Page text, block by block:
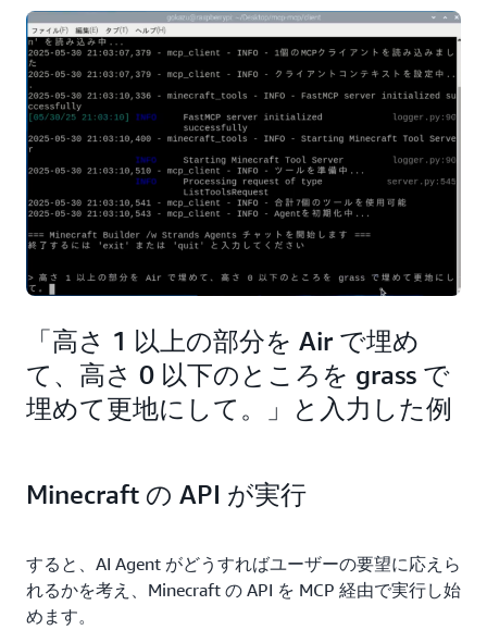
「高さ 1 以上の部分を Air で埋め
て、高さ 0 以下のところを grass で
埋めて更地にして。」と入力した例
Minecraft の API が実行
すると、AI Agent がどうすればユーザーの要望に応えら
れるかを考え、Minecraft の API を MCP 経由で実行し始
めます。